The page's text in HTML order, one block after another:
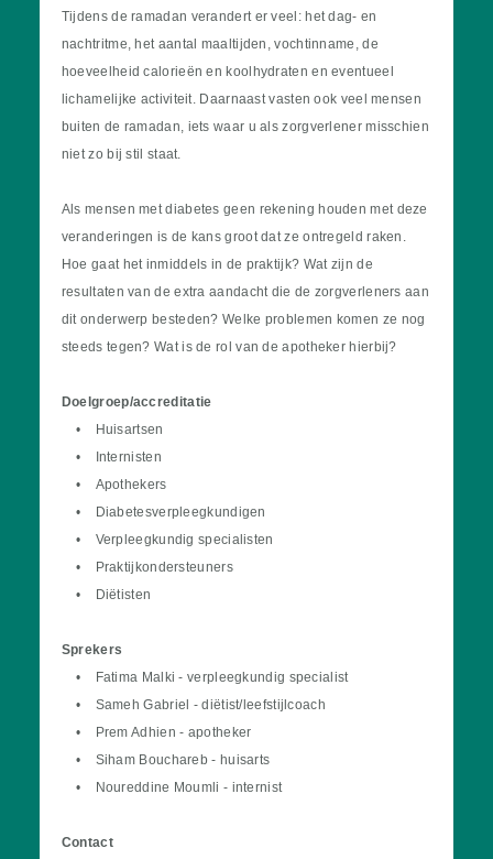
Tijdens de ramadan verandert er veel: het dag- en
nachtritme, het aantal maaltijden, vochtinname, de
hoeveelheid calorieën en koolhydraten en eventueel
lichamelijke activiteit. Daarnaast vasten ook veel mensen
buiten de ramadan, iets waar u als zorgverlener misschien
niet zo bij stil staat.
Als mensen met diabetes geen rekening houden met deze
veranderingen is de kans groot dat ze ontregeld raken.
Hoe gaat het inmiddels in de praktijk? Wat zijn de
resultaten van de extra aandacht die de zorgverleners aan
dit onderwerp besteden? Welke problemen komen ze nog
steeds tegen? Wat is de rol van de apotheker hierbij?
Doelgroep/accreditatie
• Huisartsen
• Internisten
• Apothekers
• Diabetesverpleegkundigen
• Verpleegkundig specialisten
• Praktijkondersteuners
• Diëtisten
Sprekers
• Fatima Malki - verpleegkundig specialist
• Sameh Gabriel - diëtist/leefstijlcoach
• Prem Adhien - apotheker
• Siham Bouchareb - huisarts
• Noureddine Moumli - internist
Contact